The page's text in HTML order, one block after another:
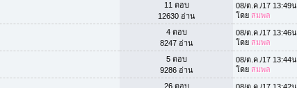
11 ตอบ
12630 อ่าน
08/ต.ค./17 13:49น.
โดย สมพล
4 ตอบ
8247 อ่าน
08/ต.ค./17 13:46น.
โดย สมพล
5 ตอบ
9286 อ่าน
08/ต.ค./17 13:44น.
โดย สมพล
26 ตอบ